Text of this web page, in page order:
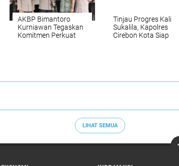
AKBP Bimantoro
Kurniawan Tegaskan
Komitmen Perkuat
Tinjau Progres Kali
Sukalila, Kapolres
Cirebon Kota Siap
LIHAT SEMUA